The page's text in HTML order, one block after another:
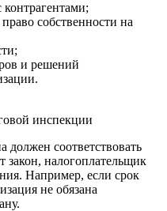
собственности на
и решений
инспекции
должен соответствовать
закон, налогоплательщик
Например, если срок
не обязана